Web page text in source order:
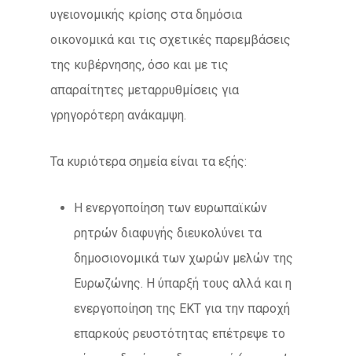
υγειονομικής κρίσης στα δημόσια
οικονομικά και τις σχετικές παρεμβάσεις
της κυβέρνησης, όσο και με τις
απαραίτητες μεταρρυθμίσεις για
γρηγορότερη ανάκαμψη.
Τα κυριότερα σημεία είναι τα εξής:
Η ενεργοποίηση των ευρωπαϊκών
ρητρών διαφυγής διευκολύνει τα
δημοσιονομικά των χωρών μελών της
Ευρωζώνης. Η ύπαρξή τους αλλά και η
ενεργοποίηση της ΕΚΤ για την παροχή
επαρκούς ρευστότητας επέτρεψε το